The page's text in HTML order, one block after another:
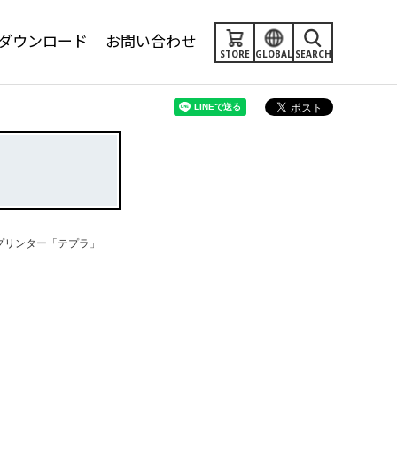
SEARCH
GLOBAL
STORE
ウンロード お問い合わせ
ンター「テプラ」